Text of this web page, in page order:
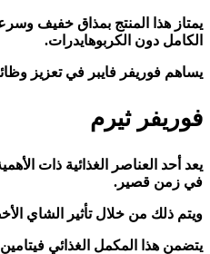
يمتاز هذا المنتج بمذاق خفيف
الكامل دون الكربوهايدرات.
يساهم فوريفر فايبر في تعزيز
فوريفر ثيرم
في زمن قصير.
ويتم ذلك من خلال تأثير الشاي
يتضمن هذا المكمل الغذائي